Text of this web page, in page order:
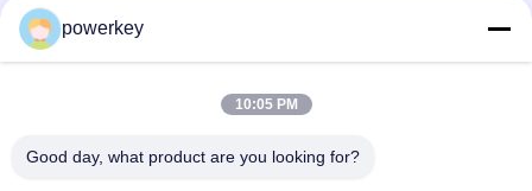
Fabrik-Direktverkaufspreis für ätherisches Öl mit Minidiffusor
60 ml Aluminium
100 ml Premium-Etheröl-Diffusor-Maschine Aromatherapie-
powerkey
10:05 PM
Good day, what product are you looking for?